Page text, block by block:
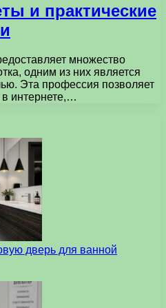
и практические
множество
одним из них является
Эта профессия позволяет
в интернете,…
дверь для ванной